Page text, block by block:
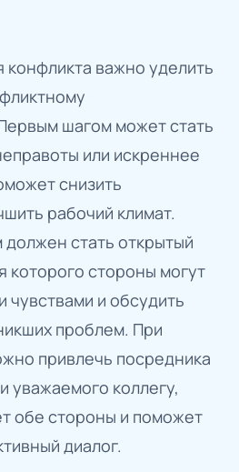
важно уделить
шагом может стать
или искреннее
снизить
рабочий климат.
стать открытый
которого стороны могут
чувствами и обсудить
проблем. При
привлечь посредника
уважаемого коллегу,
обе стороны и поможет
диалог.